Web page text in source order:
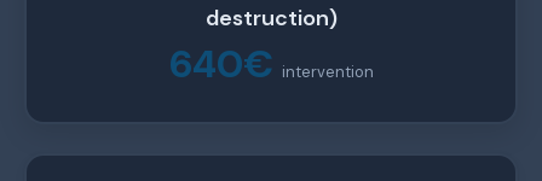
destruction)
640€ intervention